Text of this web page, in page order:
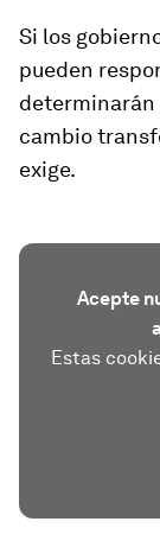
Si los
pueden
determinarán
cambio
exige.
Acepte
Estas